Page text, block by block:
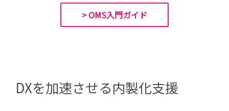
> OMS入門ガイド
DXを加速させる内製化支援